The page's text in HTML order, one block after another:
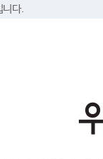
니다.